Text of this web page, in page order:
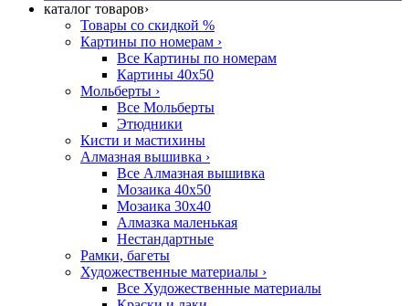
каталог товаров›
Товары со скидкой %
Картины по номерам ›
Все Картины по номерам
Картины 40x50
Мольберты ›
Все Мольберты
Этюдники
Кисти и мастихины
Алмазная вышивка ›
Все Алмазная вышивка
Мозаика 40x50
Мозаика 30x40
Алмазка маленькая
Нестандартные
Рамки, багеты
Художественные материалы ›
Все Художественные материалы